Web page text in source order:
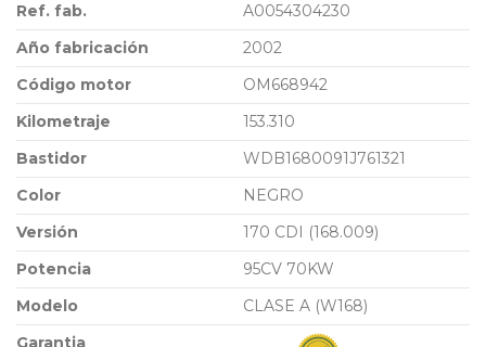
Ref. fab.
A0054304230
Año fabricación
2002
Código motor
OM668942
Kilometraje
153.310
Bastidor
WDB1680091J761321
Color
NEGRO
Versión
170 CDI (168.009)
Potencia
95CV 70KW
Modelo
CLASE A (W168)
Garantia